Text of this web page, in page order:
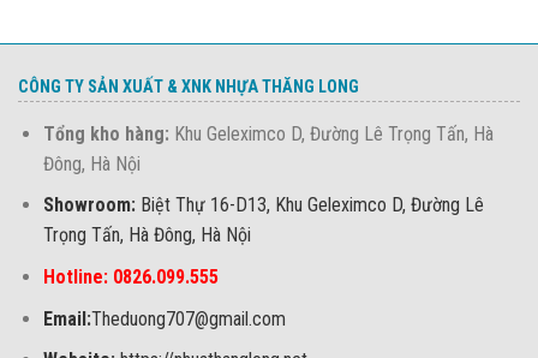
CÔNG TY SẢN XUẤT & XNK NHỰA THĂNG LONG
Tổng kho hàng: Khu Geleximco D, Đường Lê Trọng Tấn, Hà
Đông, Hà Nội
Showroom: Biệt Thự 16-D13, Khu Geleximco D, Đường Lê
Trọng Tấn, Hà Đông, Hà Nội
Hotline: 0826.099.555
Email:Theduong707@gmail.com